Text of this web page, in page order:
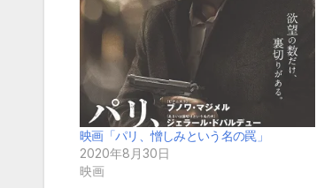
映画「パリ、憎しみという名の罠」
2020年8月30日
映画